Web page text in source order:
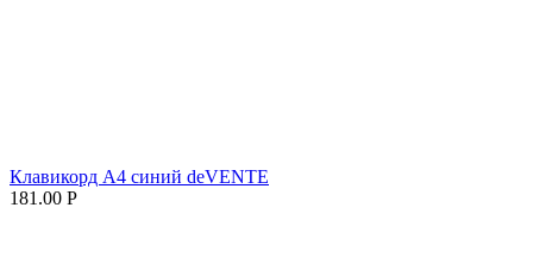
Клавикорд А4 синий deVENTE
181.00 Р